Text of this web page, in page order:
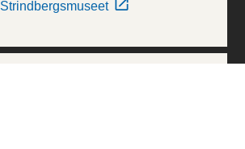
Strindbergsmuseet